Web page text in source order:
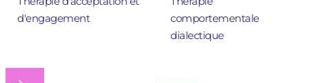
d'engagement
comportementale
dialectique